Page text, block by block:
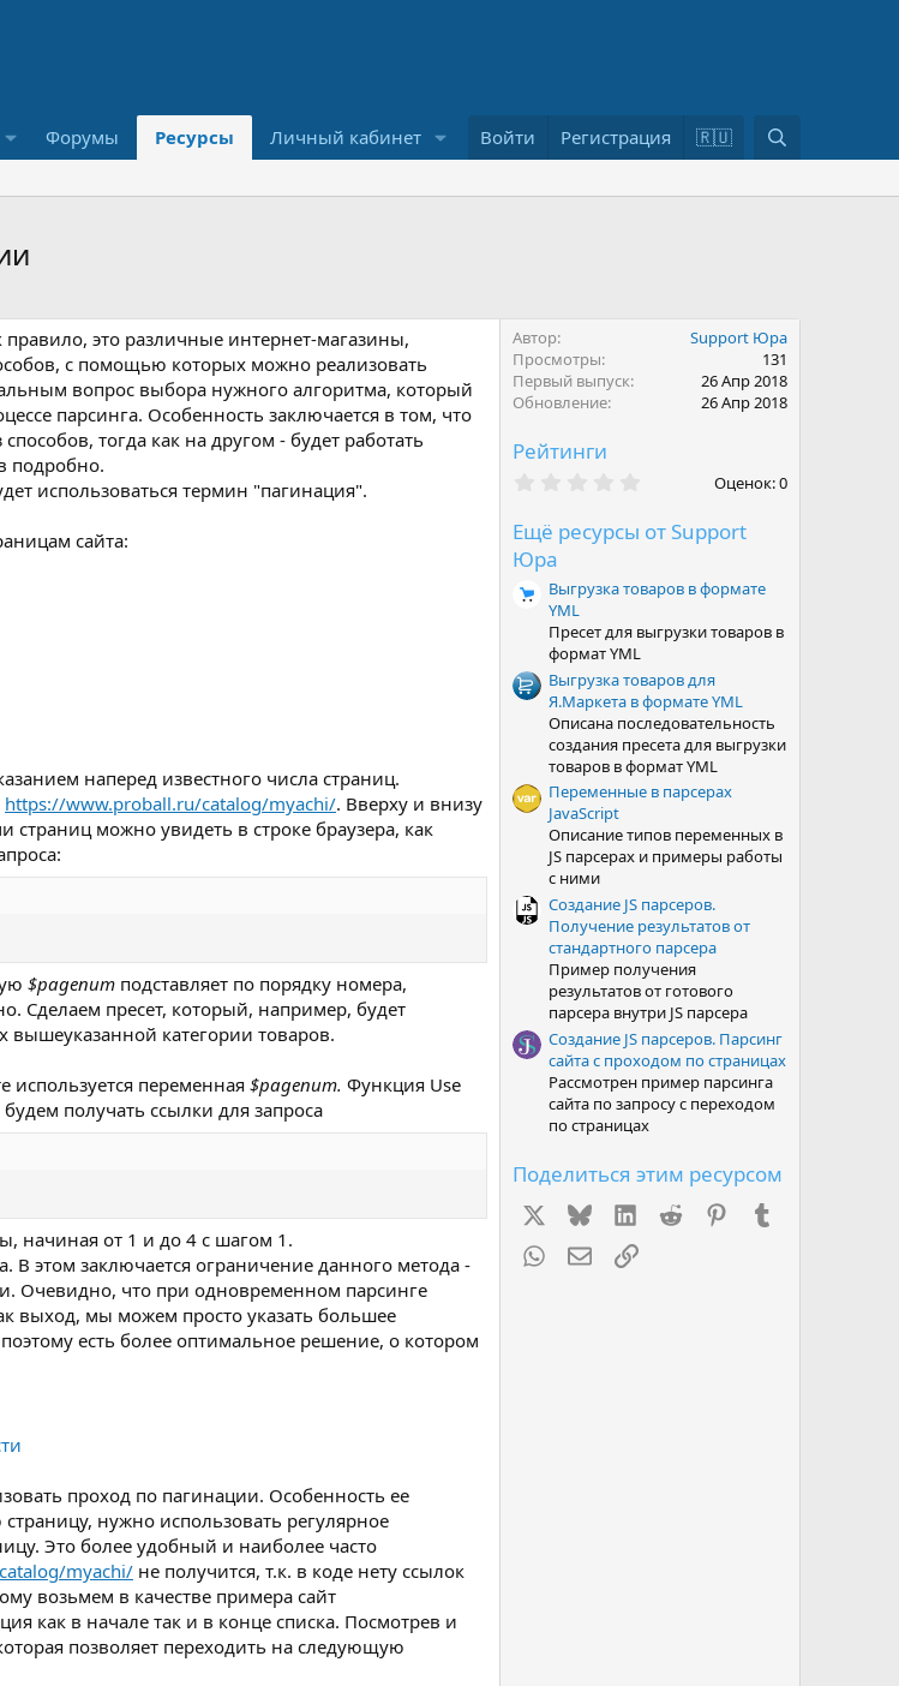
Форумы Ресурсы Личный кабинет Войти Регистрация 🇷🇺
о
это различные интернет-магазины,
с помощью которых можно реализовать
вопрос выбора нужного алгоритма, который
парсинга. Особенность заключается в том, что
тогда как на другом - будет работать
подробно.
использоваться термин "пагинация".
сайта:
наперед известного числа страниц.
https://www.proball.ru/catalog/myachi/. Вверху и внизу
можно увидеть в строке браузера, как
$pagenum подставляет по порядку номера,
Сделаем пресет, который, например, будет
вышеуказанной категории товаров.
используется переменная $pagenum. Функция Use
получать ссылки для запроса
начиная от 1 и до 4 с шагом 1.
В этом заключается ограничение данного метода -
Очевидно, что при одновременном парсинге
выход, мы можем просто указать большее
есть более оптимальное решение, о котором
проход по пагинации. Особенность ее
нужно использовать регулярное
Это более удобный и наиболее часто
myachi/ не получится, т.к. в коде нету ссылок
возьмем в качестве примера сайт
как в начале так и в конце списка. Посмотрев и
позволяет переходить на следующую
Автор
Support Юра
Просмотры
131
Первый выпуск
26 Апр 2018
Обновление
26 Апр 2018
Рейтинги
0
ё
д
Оценок: 0
Ещё ресурсы от Support
Юра
Выгрузка товаров в формате
YML
Пресет для выгрузки товаров в
формат YML
Выгрузка товаров для
Я.Маркета в формате YML
Описана последовательность
создания пресета для выгрузки
товаров в формат YML
Переменные в парсерах
JavaScript
Описание типов переменных в
JS парсерах и примеры работы
с ними
Создание JS парсеров.
Получение результатов от
стандартного парсера
Пример получения
результатов от готового
парсера внутри JS парсера
Создание JS парсеров. Парсинг
сайта с проходом по страницах
Рассмотрен пример парсинга
сайта по запросу с переходом
по страницах
Поделиться этим ресурсом
BlueskyLinkedInReddit Pinterest
WhatsAppЭлектронная почта
Ссылка